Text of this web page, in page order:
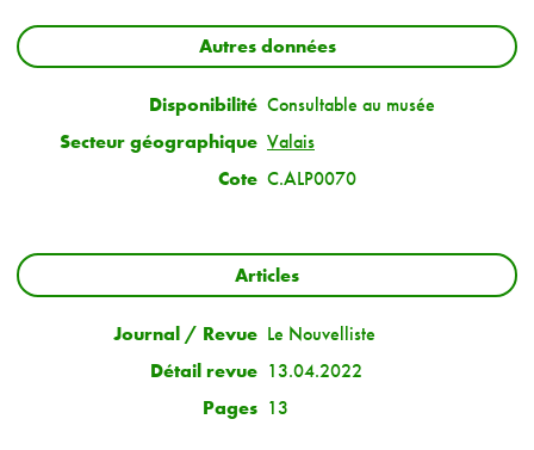
Autres données
Disponibilité Consultable au musée
Secteur géographique Valais
Cote C.ALP0070
Articles
Journal / Revue Le Nouvelliste
Détail revue 13.04.2022
Pages 13